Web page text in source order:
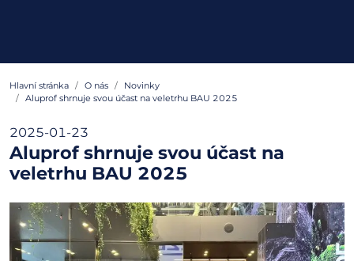
Hlavní stránka O nás
Novinky
Aluprof shrnuje svou účast na veletrhu BAU 2025
2025-01-23
Aluprof shrnuje svou účast na
veletrhu BAU 2025